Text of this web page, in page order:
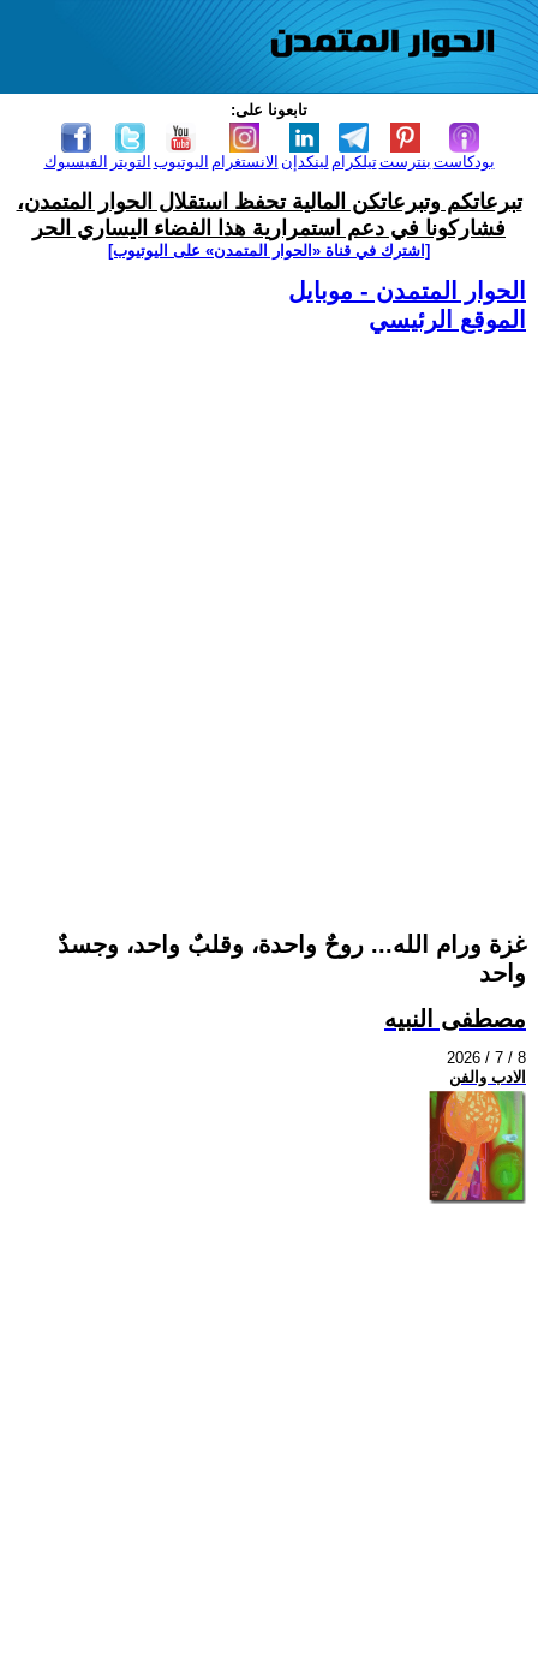
تابعونا على:
الفيسبوك التويتر اليوتيوب الانستغرام لينكدإن تيلكرامبنترست بودكاست
تبرعاتكم وتبرعاتكن المالية تحفظ استقلال الحوار المتمدن،
فشاركونا في دعم استمرارية هذا الفضاء اليساري الحر
[اشترك في قناة ‫«الحوار المتمدن» على اليوتيوب]
الحوار المتمدن - موبايل
الموقع الرئيسي
غزة ورام الله... روحٌ واحدة، وقلبٌ واحد، وجسدٌ
واحد
مصطفى النبيه
2026 / 7 / 8
الادب والفن